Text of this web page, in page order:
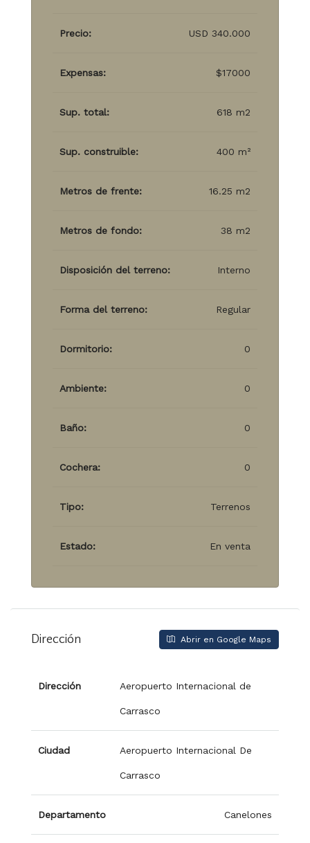
Precio: USD 340.000
Expensas: $17000
Sup. total: 618 m2
Sup. construible: 400 m²
Metros de frente: 16.25 m2
Metros de fondo: 38 m2
Disposición del terreno: Interno
Forma del terreno: Regular
Dormitorio: 0
Ambiente: 0
Baño: 0
Cochera: 0
Tipo: Terrenos
Estado: En venta
Dirección Abrir en Google Maps
Dirección Aeropuerto Internacional de
Carrasco
Ciudad Aeropuerto Internacional De
Carrasco
Departamento Canelones